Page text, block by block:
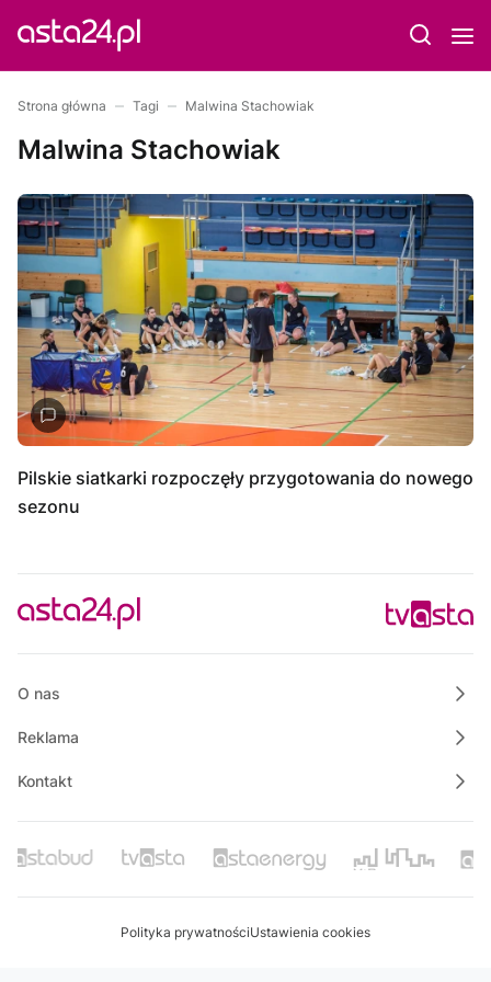
Strona główna Tagi Malwina Stachowiak
Malwina Stachowiak
Pilskie siatkarki rozpoczęły przygotowania do nowego
sezonu
O nas
Reklama
Kontakt
Polityka prywatnościUstawienia cookies